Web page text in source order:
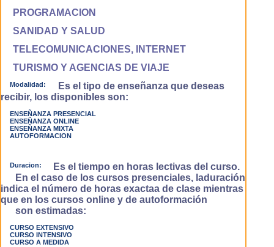
PROGRAMACION
SANIDAD Y SALUD
TELECOMUNICACIONES, INTERNET
TURISMO Y AGENCIAS DE VIAJE
Modalidad:
Es el tipo de enseñanza que deseas
recibir, los disponibles son:
ENSEÑANZA PRESENCIAL
ENSEÑANZA ONLINE
ENSEÑANZA MIXTA
AUTOFORMACION
Duracion:
Es el tiempo en horas lectivas del curso.
En el caso de los cursos presenciales, laduración
indica el número de horas exactaa de clase mientras
que en los cursos online y de autoformación
son estimadas:
CURSO EXTENSIVO
CURSO INTENSIVO
CURSO A MEDIDA